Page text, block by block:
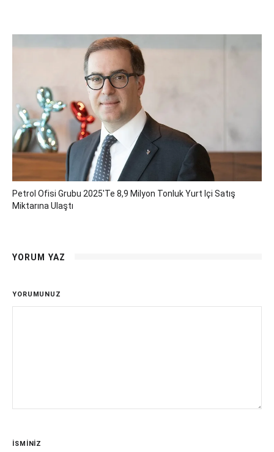
Petrol Ofisi Grubu 2025'te 8,9 Milyon Tonluk Yurt Içi Satış
Miktarına Ulaştı
YORUM YAZ
YORUMUNUZ
İSMİNİZ